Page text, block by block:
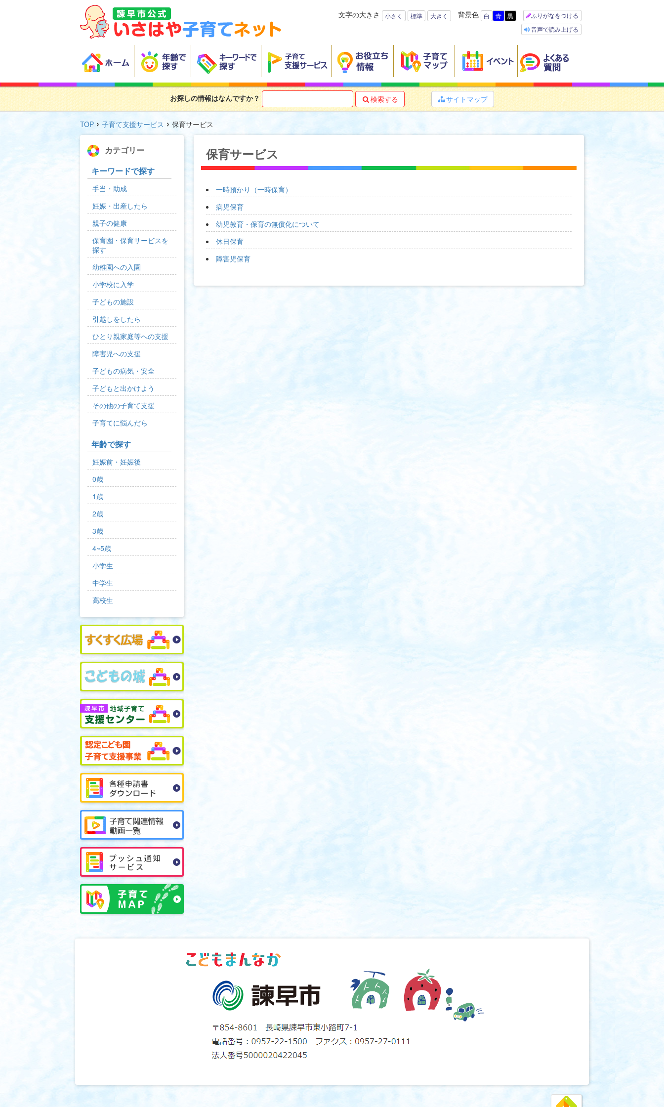
文字の大きさ 小さく 標準 大きく 背景色 白 青 黒
ふりがなをつける
音声で読み上げる
お探しの情報はなんですか？  検索する サイトマップ
TOP › 子育て支援サービス › 保育サービス
保育サービス
一時預かり（一時保育）
病児保育
幼児教育・保育の無償化について
休日保育
障害児保育
カテゴリー
キーワードで探す
手当・助成
妊娠・出産したら
親子の健康
保育園・保育サービスを
探す
幼稚園への入園
小学校に入学
子どもの施設
引越しをしたら
ひとり親家庭等への支援
障害児への支援
子どもの病気・安全
子どもと出かけよう
その他の子育て支援
子育てに悩んだら
年齢で探す
妊娠前・妊娠後
0歳
1歳
2歳
3歳
4~5歳
小学生
中学生
高校生